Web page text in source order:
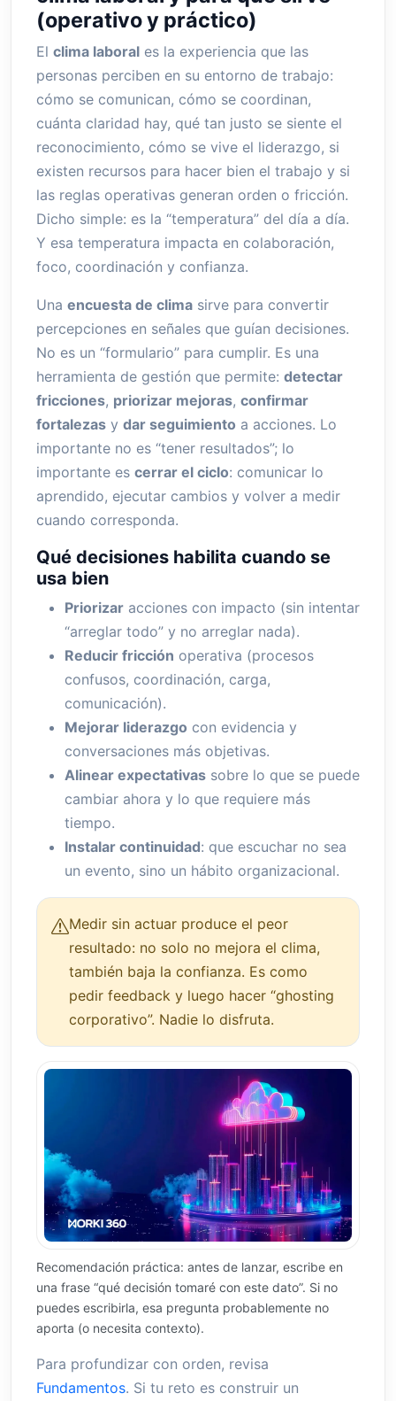
(operativo y práctico)
El clima laboral es la experiencia que las
personas perciben en su entorno de trabajo:
cómo se comunican, cómo se coordinan,
cuánta claridad hay, qué tan justo se siente el
reconocimiento, cómo se vive el liderazgo, si
existen recursos para hacer bien el trabajo y si
las reglas operativas generan orden o fricción.
Dicho simple: es la “temperatura” del día a día.
Y esa temperatura impacta en colaboración,
foco, coordinación y confianza.
Una encuesta de clima sirve para convertir
percepciones en señales que guían decisiones.
No es un “formulario” para cumplir. Es una
herramienta de gestión que permite: detectar
fricciones, priorizar mejoras, confirmar
fortalezas y dar seguimiento a acciones. Lo
importante no es “tener resultados”; lo
importante es cerrar el ciclo: comunicar lo
aprendido, ejecutar cambios y volver a medir
cuando corresponda.
Qué decisiones habilita cuando se
usa bien
Priorizar acciones con impacto (sin intentar
“arreglar todo” y no arreglar nada).
Reducir fricción operativa (procesos
confusos, coordinación, carga,
comunicación).
Mejorar liderazgo con evidencia y
conversaciones más objetivas.
Alinear expectativas sobre lo que se puede
cambiar ahora y lo que requiere más
tiempo.
Instalar continuidad: que escuchar no sea
un evento, sino un hábito organizacional.
Medir sin actuar produce el peor
resultado: no solo no mejora el clima,
también baja la confianza. Es como
pedir feedback y luego hacer “ghosting
corporativo”. Nadie lo disfruta.
Recomendación práctica: antes de lanzar, escribe en
una frase “qué decisión tomaré con este dato”. Si no
puedes escribirla, esa pregunta probablemente no
aporta (o necesita contexto).
Para profundizar con orden, revisa
Fundamentos. Si tu reto es construir un